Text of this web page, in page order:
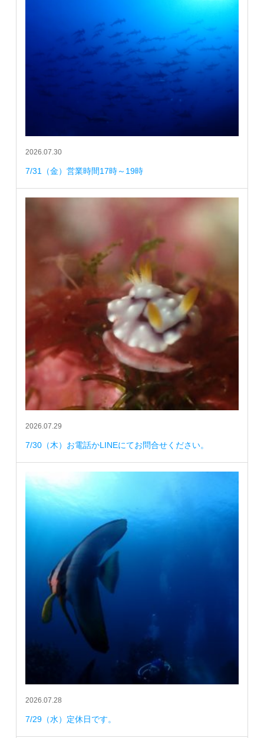
2026.07.30
7/31（金）営業時間17時～19時
2026.07.29
7/30（木）お電話かLINEにてお問合せください。
2026.07.28
7/29（水）定休日です。